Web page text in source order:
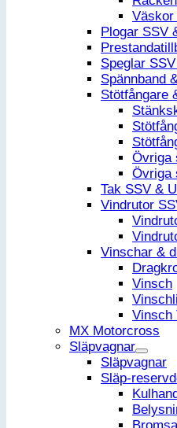
Väskor
Plogar SSV
Speglar
Spännband
Stötfångare
Övriga
Övriga
Tak SSV &
Vindrutor
Vinschar &
Vinsch
Vinsch
MX Motorcross
Släpvagnar
Släpvagnar
Släp-